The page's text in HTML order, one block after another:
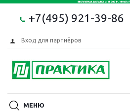
+7(495) 921-39-86
Вход для партнёров
МЕНЮ